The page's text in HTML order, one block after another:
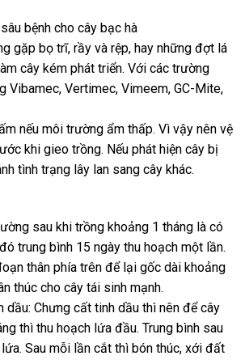
bệnh cho cây bạc hà
gặp bọ trĩ, rầy và rệp, hay những đợt lá
cây kém phát triển. Với các trường
Vibamec, Vertimec, Vimeem, GC-Mite,
nếu môi trường ẩm thấp. Vì vậy nên vệ
khi gieo trồng. Nếu phát hiện cây bị
tình trạng lây lan sang cây khác.
sau khi trồng khoảng 1 tháng là có
trung bình 15 ngày thu hoạch một lần.
thân phía trên để lại gốc dài khoảng
thúc cho cây tái sinh mạnh.
dầu: Chưng cất tinh dầu thì nên để cây
thì thu hoạch lứa đầu. Trung bình sau
Sau mỗi lần cắt thì bón thúc, xới đất